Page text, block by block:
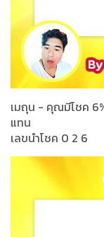
เมถุน - คุณมีโชค
แทน
เลขนำโชค 0 2 6